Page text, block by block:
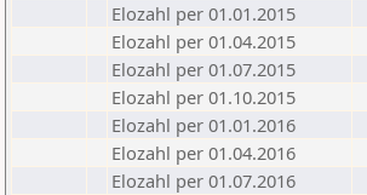
Elozahl per 01.01.2015
Elozahl per 01.04.2015
Elozahl per 01.07.2015
Elozahl per 01.10.2015
Elozahl per 01.01.2016
Elozahl per 01.04.2016
Elozahl per 01.07.2016